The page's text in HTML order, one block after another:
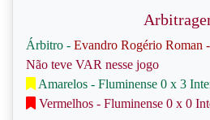
Árbitro - Evandro Rogério Roman
Não teve VAR nesse jogo
Amarelos - Fluminense 0 x 3
Vermelhos - Fluminense 0 x 0